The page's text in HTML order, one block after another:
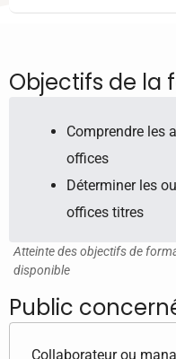
Objectifs de la
Comprendre les
offices
Déterminer les
offices titres
Atteinte des objectifs de
disponible
Public
Collaborateur ou